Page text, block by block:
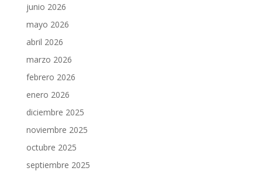
junio 2026
mayo 2026
abril 2026
marzo 2026
febrero 2026
enero 2026
diciembre 2025
noviembre 2025
octubre 2025
septiembre 2025